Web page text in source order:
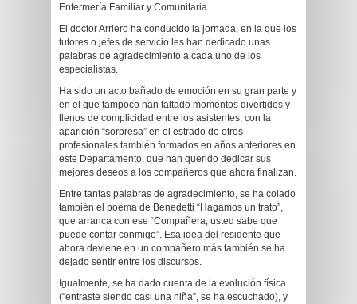
Enfermería Familiar y Comunitaria.
El doctor Arriero ha conducido la jornada, en la que los
tutores o jefes de servicio les han dedicado unas
palabras de agradecimiento a cada uno de los
especialistas.
Ha sido un acto bañado de emoción en su gran parte y
en el que tampoco han faltado momentos divertidos y
llenos de complicidad entre los asistentes, con la
aparición “sorpresa” en el estrado de otros
profesionales también formados en años anteriores en
este Departamento, que han querido dedicar sus
mejores deseos a los compañeros que ahora finalizan.
Entre tantas palabras de agradecimiento, se ha colado
también el poema de Benedetti “Hagamos un trato”,
que arranca con ese “Compañera, usted sabe que
puede contar conmigo”. Esa idea del residente que
ahora deviene en un compañero más también se ha
dejado sentir entre los discursos.
Igualmente, se ha dado cuenta de la evolución física
(“entraste siendo casi una niña”, se ha escuchado), y